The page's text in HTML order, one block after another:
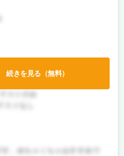
続きを見る（無料）